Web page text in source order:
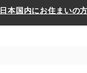
日本国内にお住まいの